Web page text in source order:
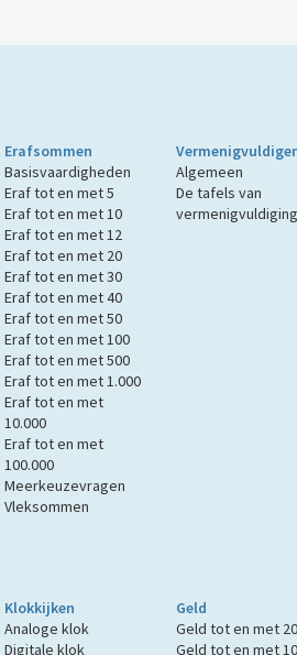
Erafsommen
Basisvaardigheden
Eraf tot en met 5
Eraf tot en met 10
Eraf tot en met 12
Eraf tot en met 20
Eraf tot en met 30
Eraf tot en met 40
Eraf tot en met 50
Eraf tot en met 100
Eraf tot en met 500
Eraf tot en met 1.000
Eraf tot en met
10.000
Eraf tot en met
100.000
Meerkeuzevragen
Vleksommen
Algemeen
De tafels van
vermenigvuldiging
Klokkijken
Analoge klok
Digitale klok
Geld
Geld tot en met 20
Geld tot en met